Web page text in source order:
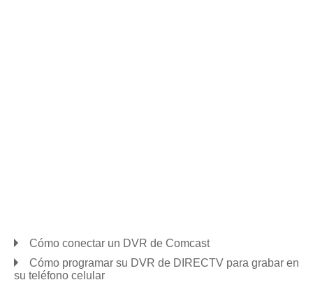
Cómo conectar un DVR de Comcast
Cómo programar su DVR de DIRECTV para grabar en
su teléfono celular